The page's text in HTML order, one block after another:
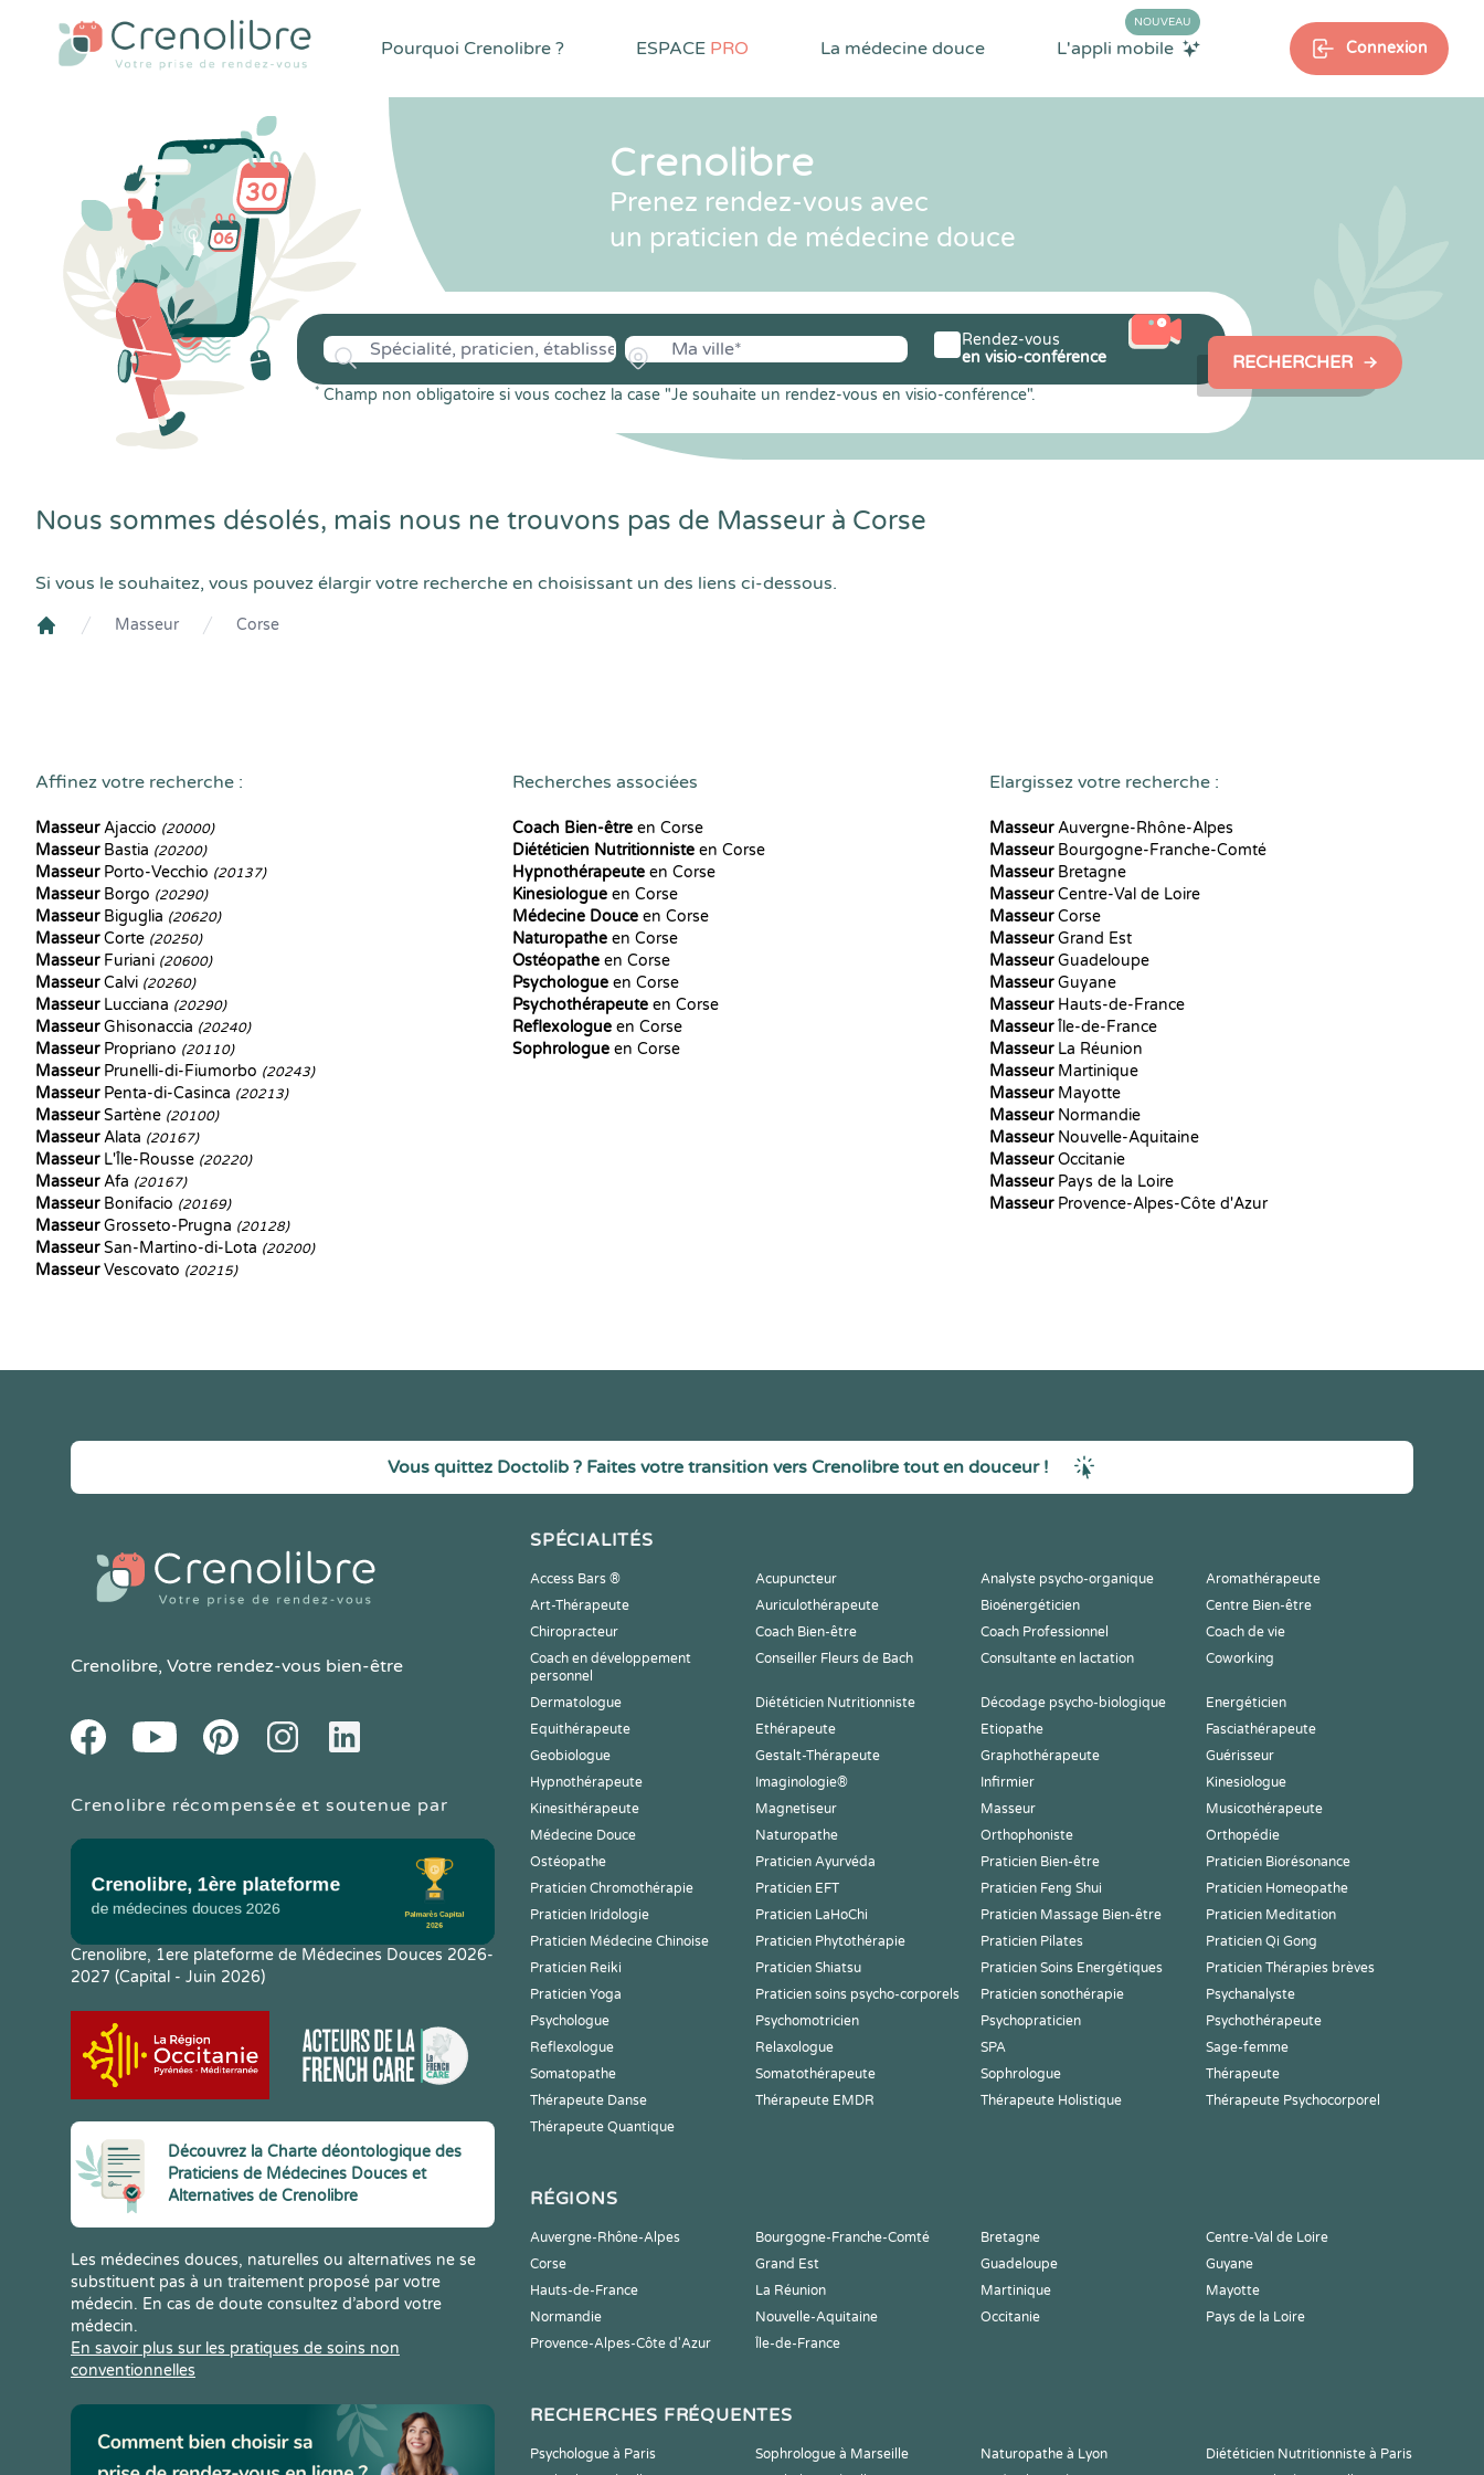
Pourquoi Crenolibre ? ESPACE PRO La médecine douce L'appli mobile
NOUVEAU
Connexion
Crenolibre
Prenez rendez-vous avec
un praticien de médecine douce
* Champ non obligatoire si vous cochez la case "Je souhaite un rendez-vous en visio-conférence".
Rendez-vous
en visio-conférence
RECHERCHER
Nous sommes désolés, mais nous ne trouvons pas de Masseur à Corse
Si vous le souhaitez, vous pouvez élargir votre recherche en choisissant un des liens ci-dessous.
Masseur Corse
Affinez votre recherche :
MasseurAjaccio (20000)
MasseurBastia (20200)
MasseurPorto-Vecchio (20137)
MasseurBorgo (20290)
MasseurBiguglia (20620)
MasseurCorte (20250)
MasseurFuriani (20600)
MasseurCalvi (20260)
MasseurLucciana (20290)
MasseurGhisonaccia (20240)
MasseurPropriano (20110)
MasseurPrunelli-di-Fiumorbo (20243)
MasseurPenta-di-Casinca (20213)
MasseurSartène (20100)
MasseurAlata (20167)
MasseurL'Île-Rousse (20220)
MasseurAfa (20167)
MasseurBonifacio (20169)
MasseurGrosseto-Prugna (20128)
MasseurSan-Martino-di-Lota (20200)
MasseurVescovato (20215)
Recherches associées
Coach Bien-être en Corse
Diététicien Nutritionniste en Corse
Hypnothérapeute en Corse
Kinesiologue en Corse
Médecine Douce en Corse
Naturopathe en Corse
Ostéopathe en Corse
Psychologue en Corse
Psychothérapeute en Corse
Reflexologue en Corse
Sophrologue en Corse
Elargissez votre recherche :
MasseurAuvergne-Rhône-Alpes
MasseurBourgogne-Franche-Comté
MasseurBretagne
MasseurCentre-Val de Loire
MasseurCorse
MasseurGrand Est
MasseurGuadeloupe
MasseurGuyane
MasseurHauts-de-France
MasseurÎle-de-France
MasseurLa Réunion
MasseurMartinique
MasseurMayotte
MasseurNormandie
MasseurNouvelle-Aquitaine
MasseurOccitanie
MasseurPays de la Loire
MasseurProvence-Alpes-Côte d'Azur
Vous quittez Doctolib ? Faites votre transition vers Crenolibre tout en douceur !
Crenolibre, Votre rendez-vous bien-être
FacebookYoutube PinteresetInstagramLinkedIn
Crenolibre récompensée et soutenue par
Crenolibre, 1ere plateforme de Médecines Douces 2026-
2027 (Capital - Juin 2026)
Découvrez la Charte déontologique des
Praticiens de Médecines Douces et
Alternatives de Crenolibre
Les médecines douces, naturelles ou alternatives ne se
substituent pas à un traitement proposé par votre
médecin. En cas de doute consultez d’abord votre
médecin.
En savoir plus sur les pratiques de soins non
conventionnelles
SPÉCIALITÉS
Access Bars ® Acupuncteur Analyste psycho-organique
Aromathérapeute
Art-Thérapeute
Auriculothérapeute Bioénergéticien
Centre Bien-être
Chiropracteur
Coach Bien-être Coach Professionnel
Coach de vie
Coach en développement
personnel
Conseiller Fleurs de Bach Consultante en lactation Coworking
Dermatologue Diététicien Nutritionniste Décodage psycho-biologique
Energéticien
Equithérapeute
Ethérapeute Etiopathe
Fasciathérapeute
Geobiologue
Gestalt-Thérapeute Graphothérapeute
Guérisseur
Hypnothérapeute
Imaginologie® Infirmier
Kinesiologue
Kinesithérapeute
Magnetiseur Masseur
Musicothérapeute
Médecine Douce
Naturopathe Orthophoniste
Orthopédie
Ostéopathe
Praticien Ayurvéda Praticien Bien-être
Praticien Biorésonance
Praticien Chromothérapie
Praticien EFT Praticien Feng Shui
Praticien Homeopathe
Praticien Iridologie
Praticien LaHoChi Praticien Massage Bien-être
Praticien Meditation
Praticien Médecine Chinoise
Praticien Phytothérapie Praticien Pilates
Praticien Qi Gong
Praticien Reiki
Praticien Shiatsu Praticien Soins Energétiques
Praticien Thérapies brèves
Praticien Yoga
Praticien soins psycho-corporels Praticien sonothérapie
Psychanalyste
Psychologue
Psychomotricien Psychopraticien
Psychothérapeute
Reflexologue
Relaxologue SPA
Sage-femme
Somatopathe
Somatothérapeute Sophrologue
Thérapeute
Thérapeute Danse
Thérapeute EMDR Thérapeute Holistique
Thérapeute Psychocorporel
Thérapeute Quantique
RÉGIONS
Auvergne-Rhône-Alpes Bourgogne-Franche-Comté Bretagne
Centre-Val de Loire
Corse
Grand Est Guadeloupe
Guyane
Hauts-de-France
La Réunion Martinique
Mayotte
Normandie
Nouvelle-Aquitaine Occitanie
Pays de la Loire
Provence-Alpes-Côte d'Azur
Île-de-France
RECHERCHES FRÉQUENTES
Psychologue à Paris Sophrologue à Marseille Naturopathe à Lyon
Diététicien Nutritionniste à Paris